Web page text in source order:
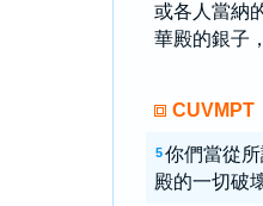
或各人當納
華殿的銀子，
CUVMPT
5 你們當從
殿的一切破